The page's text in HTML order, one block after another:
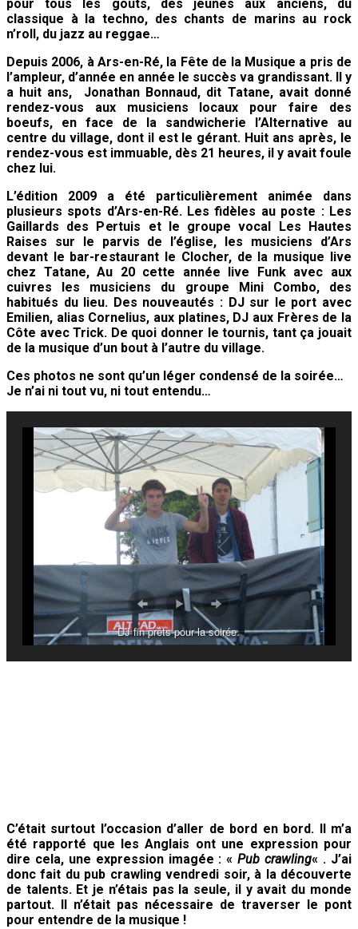
pour tous les goûts, des jeunes aux anciens, du
classique à la techno, des chants de marins au rock
n’roll, du jazz au reggae…
Depuis 2006, à Ars-en-Ré, la Fête de la Musique a pris de
l’ampleur, d’année en année le succès va grandissant. Il y
a huit ans, Jonathan Bonnaud, dit Tatane, avait donné
rendez-vous aux musiciens locaux pour faire des
boeufs, en face de la sandwicherie l’Alternative au
centre du village, dont il est le gérant. Huit ans après, le
rendez-vous est immuable, dès 21 heures, il y avait foule
chez lui.
L’édition 2009 a été particulièrement animée dans
plusieurs spots d’Ars-en-Ré. Les fidèles au poste : Les
Gaillards des Pertuis et le groupe vocal Les Hautes
Raises sur le parvis de l’église, les musiciens d’Ars
devant le bar-restaurant le Clocher, de la musique live
chez Tatane, Au 20 cette année live Funk avec aux
cuivres les musiciens du groupe Mini Combo, des
habitués du lieu. Des nouveautés : DJ sur le port avec
Emilien, alias Cornelius, aux platines, DJ aux Frères de la
Côte avec Trick. De quoi donner le tournis, tant ça jouait
de la musique d’un bout à l’autre du village.
Ces photos ne sont qu’un léger condensé de la soirée…
Je n’ai ni tout vu, ni tout entendu…
DJ fin prêts pour la soirée.
C’était surtout l’occasion d’aller de bord en bord. Il m’a
été rapporté que les Anglais ont une expression pour
dire cela, une expression imagée : «Pub crawling« . J’ai
donc fait du pub crawling vendredi soir, à la découverte
de talents. Et je n’étais pas la seule, il y avait du monde
partout.
Il n’était pas nécessaire de traverser le pont
pour entendre de la musique !